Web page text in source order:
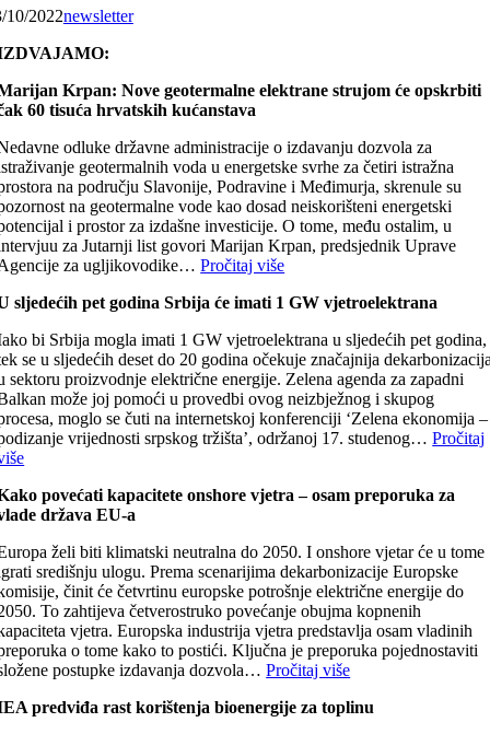
10/2022newsletter
Krpan: Nove geotermalne elektrane strujom će opskrbiti
60 tisuća hrvatskih kućanstava
odluke državne administracije o izdavanju dozvola za
geotermalnih voda u energetske svrhe za četiri istražna
na području Slavonije, Podravine i Međimurja, skrenule su
na geotermalne vode kao dosad neiskorišteni energetski
i prostor za izdašne investicije. O tome, među ostalim, u
za Jutarnji list govori Marijan Krpan, predsjednik Uprave
za ugljikovodike…Pročitaj više
sljedećih pet godina Srbija će imati 1 GW vjetroelektrana
bi Srbija mogla imati 1 GW vjetroelektrana u sljedećih pet godina,
se u sljedećih deset do 20 godina očekuje značajnija
sektoru proizvodnje električne energije. Zelena agenda za zapadni
može joj pomoći u provedbi ovog neizbježnog i skupog
moglo se čuti na internetskoj konferenciji ‘Zelena ekonomija –
vrijednosti srpskog tržišta’, održanoj 17. studenog…Pročitaj
povećati kapacitete onshore vjetra – osam preporuka za
država EU-a
želi biti klimatski neutralna do 2050. I onshore vjetar će u tome
središnju ulogu. Prema scenarijima dekarbonizacije Europske
činit će četvrtinu europske potrošnje električne energije do
To zahtijeva četverostruko povećanje obujma kopnenih
vjetra. Europska industrija vjetra predstavlja osam vladinih
o tome kako to postići. Ključna je preporuka pojednostaviti
postupke izdavanja dozvola…Pročitaj više
predviđa rast korištenja bioenergije za toplinu